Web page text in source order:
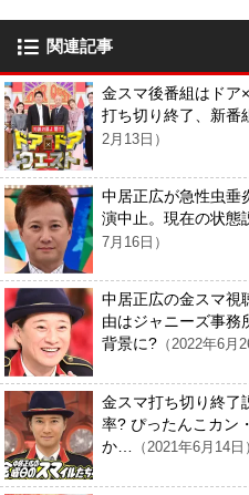
関連記事
金スマ後番組はドア
打ち切り終了、新番
2月13日）
中居正広が急性虫垂
演中止。現在の状態
7月16日）
中居正広の金スマ視
由はジャニーズ事務
背景に? （2022年6月
金スマ打ち切り終了
率? ぴったんこカン
か… （2021年6月14日